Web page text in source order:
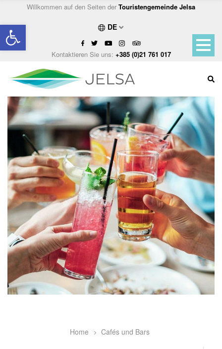
Open toolbar
Willkommen auf den Seiten der Touristengemeinde Jelsa
DE
Kontaktieren Sie uns: +385 (0)21 761 017
BreadcrumbHome Cafés und Bars